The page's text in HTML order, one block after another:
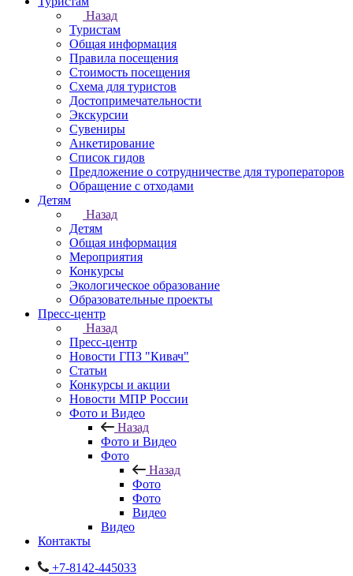
Назад
Туристам
Общая информация
Правила посещения
Стоимость посещения
Схема для туристов
Достопримечательности
Экскурсии
Сувениры
Анкетирование
Список гидов
Предложение о сотрудничестве для туроператоров
Обращение с отходами
Детям
Назад
Детям
Общая информация
Мероприятия
Конкурсы
Экологическое образование
Образовательные проекты
Пресс-центр
Назад
Пресс-центр
Новости ГПЗ "Кивач"
Статьи
Конкурсы и акции
Новости МПР России
Фото и Видео
Назад
Фото и Видео
Фото
Назад
Фото
Фото
Видео
Видео
Контакты
+7-8142-445033